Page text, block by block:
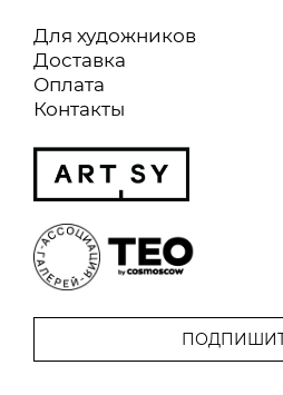
Для художников
Доставка
Оплата
Контакты